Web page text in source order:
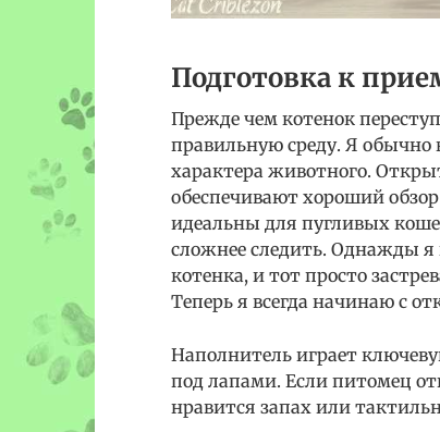
Подготовка к
Прежде чем котенок
правильную среду. Я обычно
характера животного.
обеспечивают хороший
идеальны для пугливых
сложнее следить. Однажды
котенка, и тот просто
Теперь я всегда начинаю с
Наполнитель играет
под лапами. Если питомец
нравится запах или